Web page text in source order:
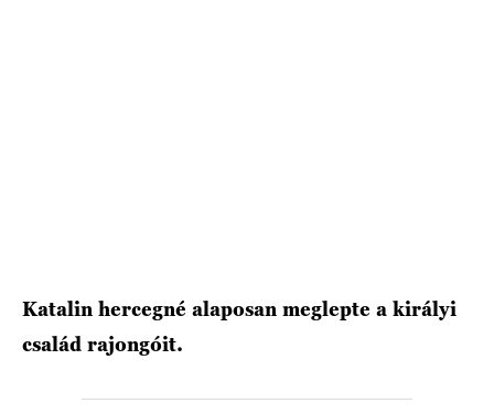
Katalin hercegné alaposan meglepte a királyi
család rajongóit.